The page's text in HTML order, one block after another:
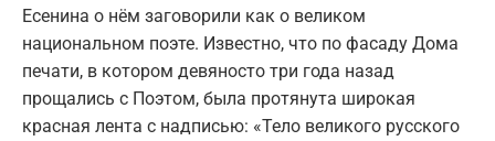
Есенина о нём заговорили как о великом
национальном поэте. Известно, что по фасаду Дома
печати, в котором девяносто три года назад
прощались с Поэтом, была протянута широкая
красная лента с надписью: «Тело великого русского